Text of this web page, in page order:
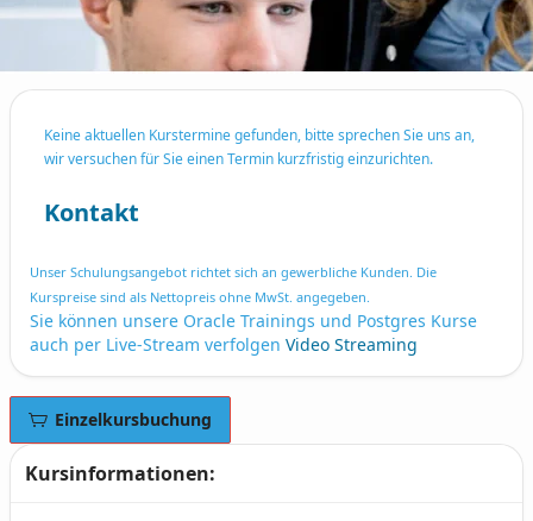
Keine aktuellen Kurstermine gefunden, bitte sprechen Sie uns an,
wir versuchen für Sie einen Termin kurzfristig einzurichten.
Kontakt
Unser Schulungsangebot richtet sich an gewerbliche Kunden. Die
Kurspreise sind als Nettopreis ohne MwSt. angegeben.
Sie können unsere Oracle Trainings und Postgres Kurse
auch per Live-Stream verfolgen Video Streaming
Einzelkursbuchung
Kursinformationen: